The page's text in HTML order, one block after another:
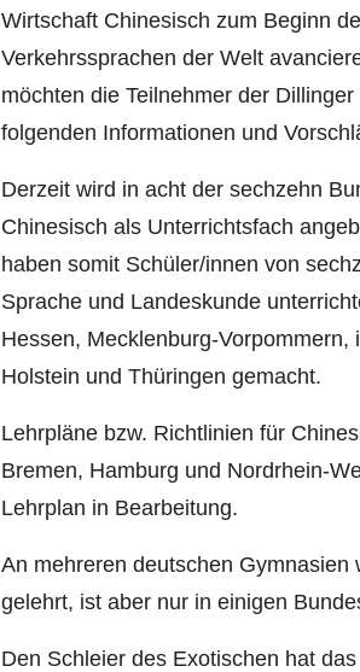
Wirtschaft Chinesisch zum Beginn
Verkehrssprachen der Welt
möchten die Teilnehmer der
folgenden Informationen und
Derzeit wird in acht der sechzehn
Chinesisch als Unterrichtsfach
haben somit Schüler/innen von
Sprache und Landeskunde
Hessen, Mecklenburg-
Holstein und Thüringen gemacht.
Lehrpläne bzw. Richtlinien für
Bremen, Hamburg und Nordrhein-
Lehrplan in Bearbeitung.
An mehreren deutschen
gelehrt, ist aber nur in einigen
Den Schleier des Exotischen hat